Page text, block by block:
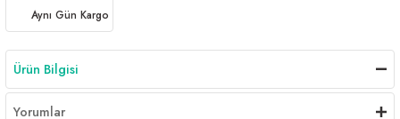
Aynı Gün Kargo
Ürün Bilgisi
Yorumlar